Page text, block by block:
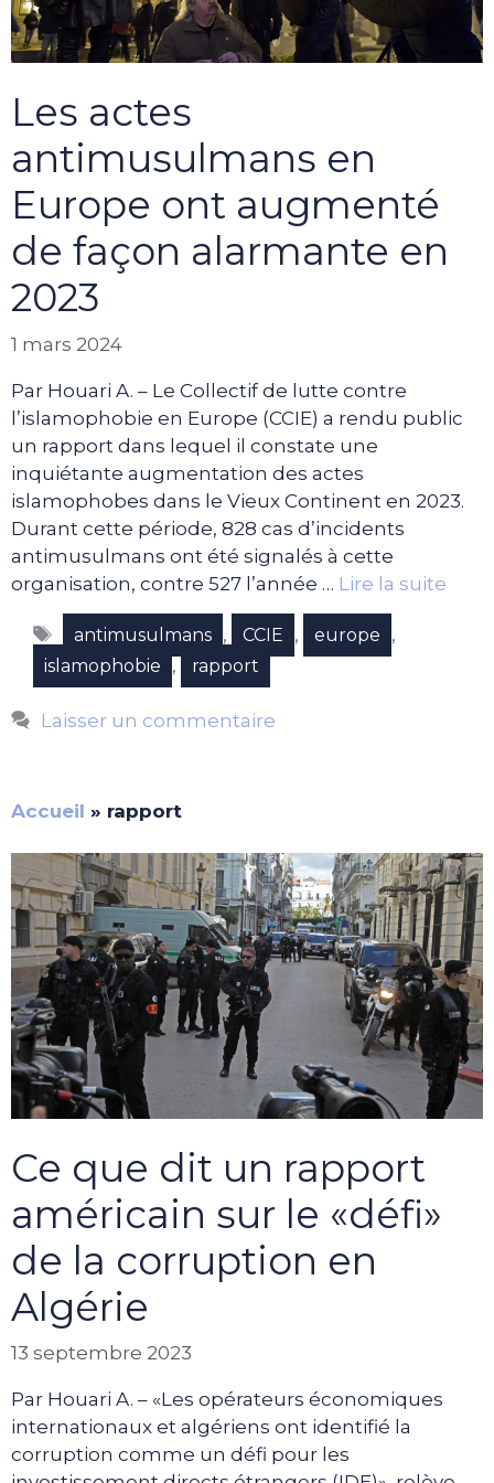
Les actes
antimusulmans en
Europe ont augmenté
de façon alarmante en
2023
1 mars 2024
Par Houari A. – Le Collectif de lutte contre
l’islamophobie en Europe (CCIE) a rendu public
un rapport dans lequel il constate une
inquiétante augmentation des actes
islamophobes dans le Vieux Continent en 2023.
Durant cette période, 828 cas d’incidents
antimusulmans ont été signalés à cette
organisation, contre 527 l’année … Lire la suite
Étiquettes
antimusulmans , CCIE , europe ,
islamophobie , rapport
Laisser un commentaire
Accueil » rapport
Ce que dit un rapport
américain sur le «défi»
de la corruption en
Algérie
13 septembre 2023
Par Houari A. – «Les opérateurs économiques
internationaux et algériens ont identifié la
corruption comme un défi pour les